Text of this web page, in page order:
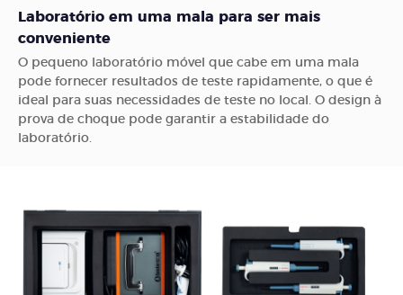
Laboratório em uma mala para ser mais
conveniente
O pequeno laboratório móvel que cabe em uma mala
pode fornecer resultados de teste rapidamente, o que é
ideal para suas necessidades de teste no local. O design à
prova de choque pode garantir a estabilidade do
laboratório.